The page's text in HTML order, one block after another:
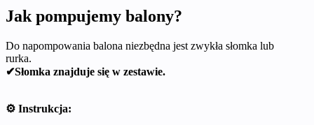
Jak pompujemy balony?
Do napompowania balona niezbędna jest zwykła słomka lub
rurka.
✔Słomka znajduje się w zestawie.
⚙️ Instrukcja: